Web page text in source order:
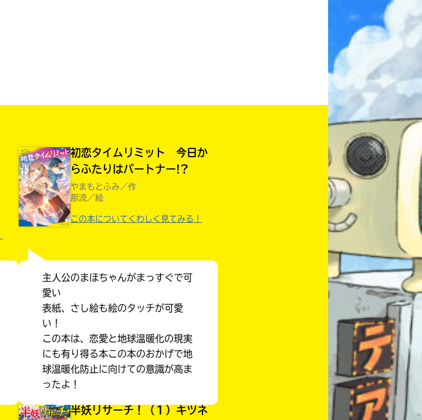
初恋タイムリミット 今日か
らふたりはパートナー!?
やまもとふみ／作
那流／絵
この本についてくわしく見てみる！
主人公のまほちゃんがまっすぐで可
愛い
表紙、さし絵も絵のタッチが可愛
い！
この本は、恋愛と地球温暖化の現実
にも有り得る本この本のおかげで地
球温暖化防止に向けての意識が高ま
ったよ！
半妖リサーチ！（１）キツネ